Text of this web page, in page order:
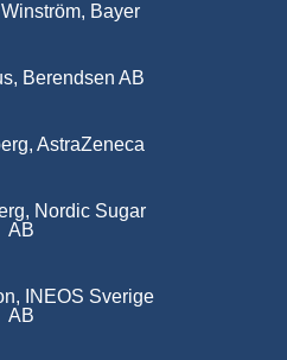
Bayer
Berendsen AB
AstraZeneca
Nordic Sugar
AB
INEOS Sverige
AB